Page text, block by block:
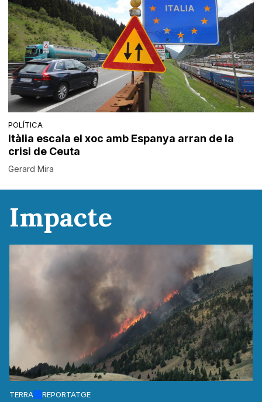
POLÍTICA
Itàlia escala el xoc amb Espanya arran de la
crisi de Ceuta
Gerard Mira
Impacte
TERRA REPORTATGE